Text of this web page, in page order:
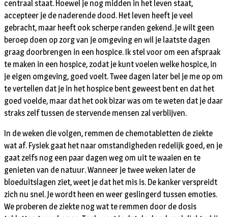
centraal staat. Hoewel je nog midden in het leven staat,
accepteer je de naderende dood. Het leven heeft je veel
gebracht, maar heeft ook scherpe randen gekend. Je wilt geen
beroep doen op zorg van je omgeving en wil je laatste dagen
graag doorbrengen in een hospice. Ik stel voor om een afspraak
te maken in een hospice, zodat je kunt voelen welke hospice, in
je eigen omgeving, goed voelt. Twee dagen later bel je me op om
te vertellen dat je in het hospice bent geweest bent en dat het
goed voelde, maar dat het ook bizar was om te weten dat je daar
straks zelf tussen de stervende mensen zal verblijven.
In de weken die volgen, remmen de chemotabletten de ziekte
wat af. Fysiek gaat het naar omstandigheden redelijk goed, en je
gaat zelfs nog een paar dagen weg om uit te waaien en te
genieten van de natuur. Wanneer je twee weken later de
bloeduitslagen ziet, weet je dat het mis is. De kanker verspreidt
zich nu snel. Je wordt heen en weer geslingerd tussen emoties.
We proberen de ziekte nog wat te remmen door de dosis